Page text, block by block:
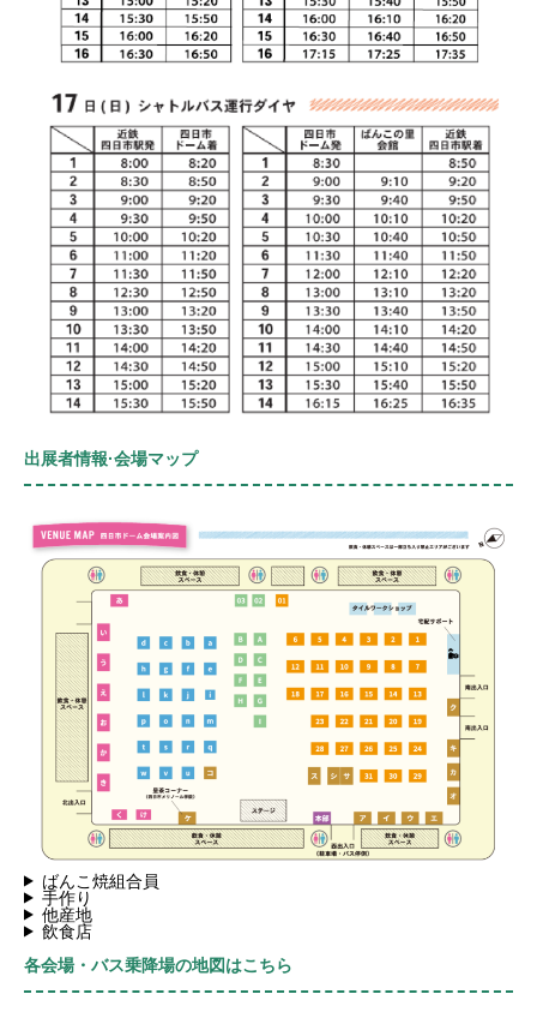
出展者情報·会場マップ
ばんこ焼組合員
手作り
他産地
飲食店
各会場・バス乗降場の地図はこちら